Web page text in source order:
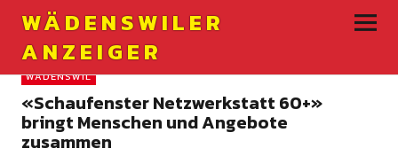
WÄDENSWILER
ANZEIGER
WÄDENSWIL
«Schaufenster Netzwerkstatt 60+»
bringt Menschen und Angebote
zusammen